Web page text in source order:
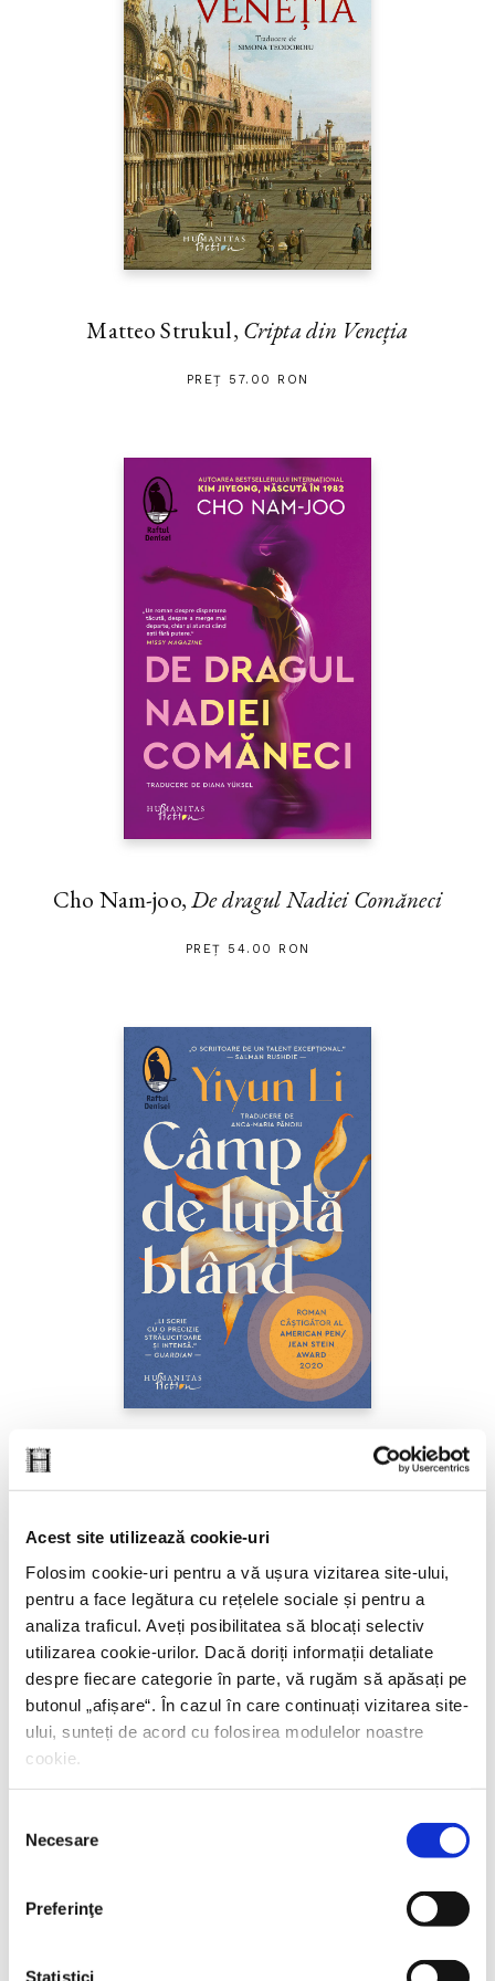
Acest site utilizează cookie-uri
Folosim cookie-uri pentru a vă ușura vizitarea site-ului,
pentru a face legătura cu rețelele sociale și pentru a
analiza traficul. Aveți posibilitatea să blocați selectiv
utilizarea cookie-urilor. Dacă doriți informații detaliate
despre fiecare categorie în parte, vă rugăm să apăsați pe
butonul „ afișare“. În cazul în care continuați vizitarea site-
ului, sunteți de acord cu folosirea modulelor noastre
cookie.
consimțământului
Necesare
Preferinţe
Statistici
Matteo Strukul, Cripta din Veneția
PREȚ 57.00 RON
Cho Nam-joo,De dragul Nadiei Comăneci
PREȚ 54.00 RON
Câmp de luptă blând